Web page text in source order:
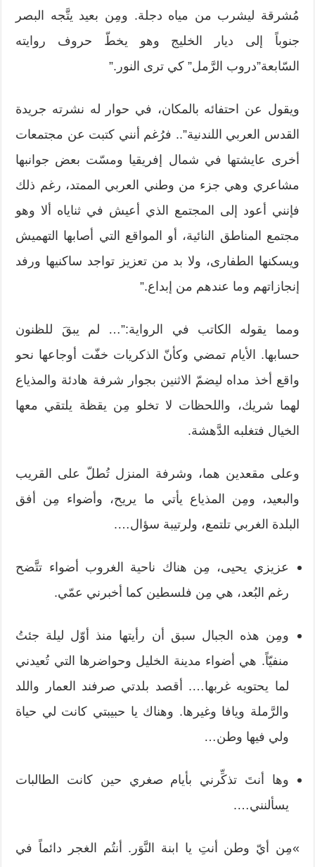
مُشرقة ليشرب من مياه دجلة. ومِن بعيد يتَّجه البصر
جنوباً إلى ديار الخليج وهو يخطّ حروف روايته
السّابعة”دروب الرَّمل” كي ترى النور.”
ويقول عن احتفائه بالمكان، في حوار له نشرته جريدة
القدس العربي اللندنية”.. فرُغم أنني كتبت عن مجتمعات
أخرى عايشتها في شمال إفريقيا ومسّت بعض جوانبها
مشاعري وهي جزء من وطني العربي الممتد، رغم ذلك
فإنني أعود إلى المجتمع الذي أعيش في ثناياه ألا وهو
مجتمع المناطق النائية، أو المواقع التي أصابها التهميش
ويسكنها الطفارى، ولا بد من تعزيز تواجد ساكنيها ورفد
إنجازاتهم وما عندهم من إبداع.”
ومما يقوله الكاتب في الرواية:”… لم يبقَ للظنون
حسابها. الأيام تمضي وكأنّ الذكريات خفّت أوجاعها نحو
واقع أخذ مداه ليضمّ الاثنين بجوار شرفة هادئة والمذياع
لهما شريك، واللحظات لا تخلو مِن يقظة يلتقي معها
الخيال فتغلبه الدَّهشة.
وعلى مقعدين هما، وشرفة المنزل تُطلّ على القريب
والبعيد، ومِن المذياع يأتي ما يريح، وأضواء مِن أفق
البلدة الغربي تلتمع، ولرتيبة سؤال….
عزيزي يحيى، مِن هناك ناحية الغروب أضواء تتَّضح
رغم البُعد، هي مِن فلسطين كما أخبرني عمّي.
ومِن هذه الجبال سبق أن رأيتها منذ أوّل ليلة جئتُ
منفيّاً. هي أضواء مدينة الخليل وحواضرها التي تُعيدني
لما يحتويه غربها…. أقصد بلدتي صرفند العمار واللد
والرَّملة ويافا وغيرها. وهناك يا حبيبتي كانت لي حياة
ولي فيها وطن…
وها أنتَ تذكِّرني بأيام صغري حين كانت الطالبات
يسألنني….
»مِن أيّ وطن أنتِ يا ابنة النَّوَر. أنتُم الغجر دائماً في